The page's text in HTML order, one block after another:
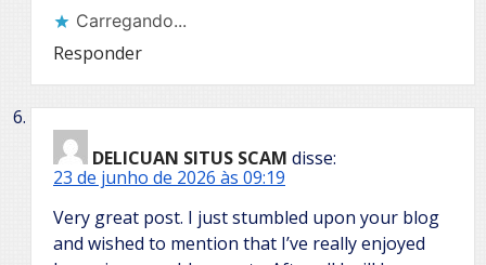
Carregando...
Responder
DELICUAN SITUS SCAM disse:
23 de junho de 2026 às 09:19
Very great post. I just stumbled upon your blog
and wished to mention that I’ve really enjoyed